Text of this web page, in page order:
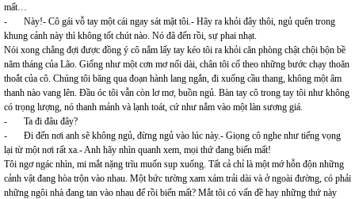
mất…
- Này!- Cô gái vỗ tay một cái ngay sát mặt tôi.- Hãy ra khỏi đây thôi, ngủ quên trong
khung cảnh này thì không tốt chút nào. Nó đã đến rồi, sự phai nhạt.
Nói xong chẳng đợi được đồng ý cô nắm lấy tay kéo tôi ra khỏi căn phòng chật chội bộn bề
năm tháng của Lão. Giống như một cơn mơ nối dài, chân tôi cố theo những bước chạy thoăn
thoắt của cô. Chúng tôi băng qua đoạn hành lang ngắn, đi xuống cầu thang, không một âm
thanh nào vang lên. Đầu óc tôi vẫn còn lơ mơ, buồn ngủ. Bàn tay cô trong tay tôi như không
có trọng lượng, nó thanh mảnh và lạnh toát, cứ như nắm vào một làn sương giá.
- Ta đi đâu đây?
- Đi đến nơi anh sẽ không ngủ, đừng ngủ vào lúc này.- Giọng cô nghe như tiếng vọng
lại từ một nơi rất xa.- Anh hãy nhìn quanh xem, mọi thứ đang biến mất!
Tôi ngơ ngác nhìn, mi mắt nặng trĩu muốn sụp xuống. Tất cả chỉ là một mớ hỗn độn những
cảnh vật đang hòa trộn vào nhau. Một bức tường xam xám trải dài và ở ngoài đường, có phải
những ngôi nhà đang tan vào nhau để rồi biến mất? Mắt tôi có vấn đề hay những thứ này